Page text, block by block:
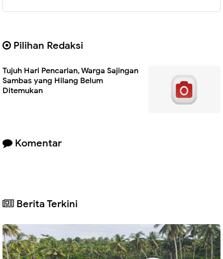
Pilihan Redaksi
Tujuh Hari Pencarian, Warga Sajingan
Sambas yang Hilang Belum
Ditemukan
Komentar
Berita Terkini